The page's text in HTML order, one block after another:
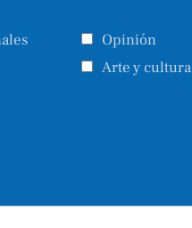
Opinión
Arte y cultura